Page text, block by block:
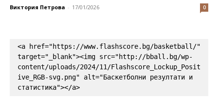
Виктория Петрова - 17/01/2026 0
<a href="https://www.flashscore.bg/basketball/"
target="_blank"><img src="http://bball.bg/wp-
content/uploads/2024/11/Flashscore_Lockup_Posit
ive_RGB-svg.png" alt="Баскетболни резултати и
статистика"></a>